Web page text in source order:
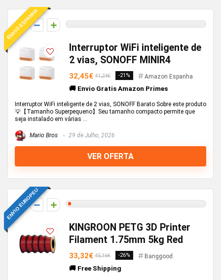
ENVIO ESPANHA
0
Interruptor WiFi inteligente de
2 vias, SONOFF MINIR4
32,45€ 41,24€ -21% Amazon Espanha
🚚 Envio Gratis Amazon Primes
Interruptor WiFi inteligente de 2 vias, SONOFF Barato Sobre este produto
💡【Tamanho Superpequeno】Seu tamanho compacto permite que
seja instalado em várias ...
Mario Bros 29 de Julho, 2026
VER OFERTA
ENVIO EUROPEU
1
KINGROON PETG 3D Printer
Filament 1.75mm 5kg Red
33,32€ 45,16€ -26% Banggood
🚚 Free Shipping